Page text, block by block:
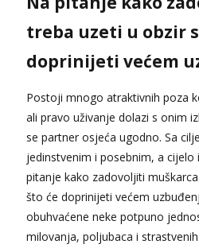
treba uzeti u obzir
doprinijeti većem
Postoji mnogo atraktivnih poza
ali pravo uživanje dolazi s onim
se partner osjeća ugodno. Sa
jedinstvenim i posebnim, a cijelo
pitanje kako zadovoljiti
što će doprinijeti većem
obuhvaćene neke potpuno
milovanja, poljubaca i